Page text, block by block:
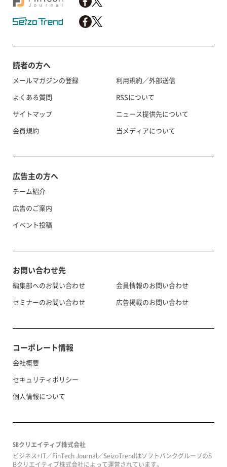
読者の方へ
メールマガジンの登録
よくある質問
サイトマップ
会員規約
利用規約／外部送信
RSSについて
ニュース提供先について
当メディアについて
広告主の方へ
チーム紹介
広告のご案内
イベント投稿
お問い合わせ先
編集部へのお問い合わせ
セミナーのお問い合わせ
会員情報のお問い合わせ
広告掲載のお問い合わせ
コーポレート情報
会社概要
セキュリティポリシー
個人情報について
SBクリエイティブ株式会社
ビジネス+IT／FinTech Journal／SeizoTrendはソフトバンクグループのS
Bクリエイティブ株式会社によって運営されています。